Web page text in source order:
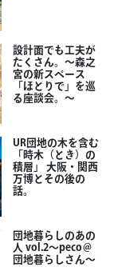
設計面でも工夫が
たくさん。～森之
宮の新スペース
「ほとりで」を巡
る座談会。～
UR団地の木を含む
「時木（とき）の
積層」 大阪・関西
万博とその後の
話。
団地暮らしのあの
人 vol.2～peco＠
団地暮らしさん～